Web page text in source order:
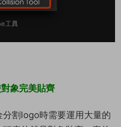
象完美貼齊
割logo時需要運用大量的